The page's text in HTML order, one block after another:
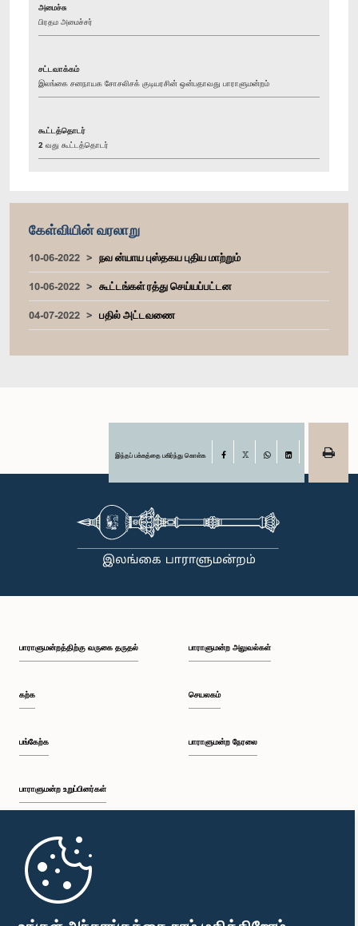
அமைச்சு
பிரதம அமைச்சர்
சட்டவாக்கம்
இலங்கை சனநாயக சோசலிசக் குடியரசின் ஒன்பதாவது பாராளுமன்றம்
கூட்டத்தொடர்
2 வது கூட்டத்தொடர்
கேள்வியின் வரலாறு
10-06-2022
நவ ன்யாய புஸ்தகய புதிய மாற்றும்
10-06-2022
கூட்டங்கள் ரத்து செய்யப்பட்டன
04-07-2022
பதில் அட்டவணை
இந்தப் பக்கத்தை பகிர்ந்து கொள்க Facebook
பாராளுமன்றத்திற்கு வருகை தருதல்
கற்க
பங்கேற்க
பாராளுமன்ற உறுப்பினர்கள்
முதற்பக்கம்
பாராளுமன்ற அலுவல்கள்
செயலகம்
பாராளுமன்ற நேரலை
பாராளுமன்ற கையடக்க செயலி